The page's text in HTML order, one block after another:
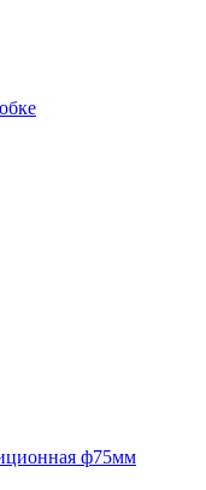
ф75мм